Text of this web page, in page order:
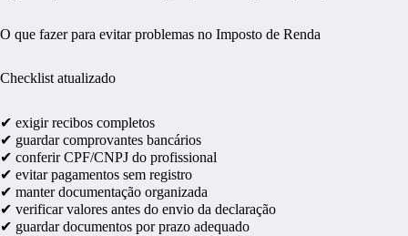
O que fazer para evitar problemas no Imposto de Renda
Checklist atualizado
✔ exigir recibos completos
✔ guardar comprovantes bancários
✔ conferir CPF/CNPJ do profissional
✔ evitar pagamentos sem registro
✔ manter documentação organizada
✔ verificar valores antes do envio da declaração
✔ guardar documentos por prazo adequado